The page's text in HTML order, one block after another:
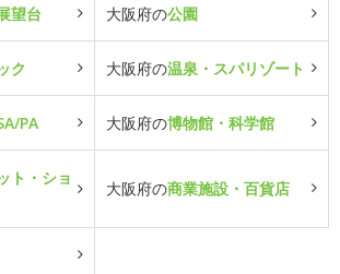
望台 大阪府の公園
ク 大阪府の温泉・スパリゾート
PA 大阪府の博物館・科学館
ト・ショ
大阪府の商業施設・百貨店